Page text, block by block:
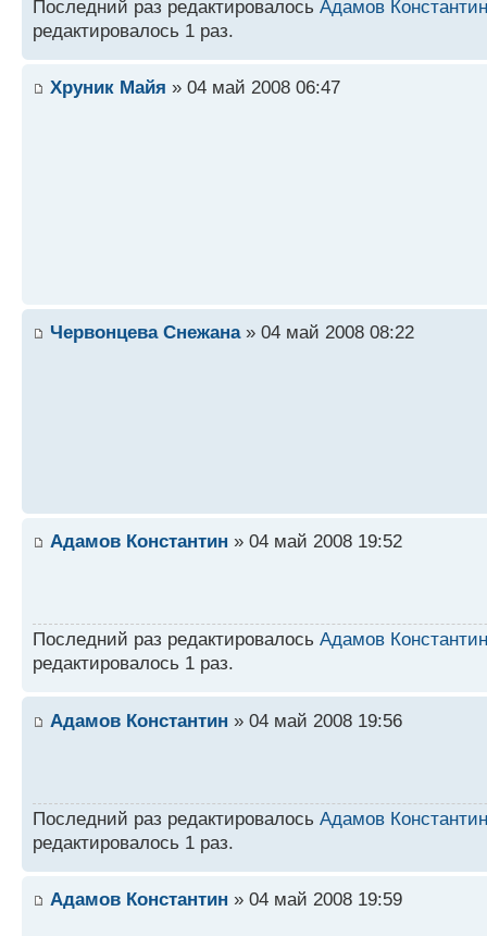
Последний раз редактировалось Адамов Константин
редактировалось 1 раз.
Хруник Майя » 04 май 2008 06:47
Червонцева Снежана» 04 май 2008 08:22
Адамов Константин » 04 май 2008 19:52
Последний раз редактировалось Адамов Константин
редактировалось 1 раз.
Адамов Константин » 04 май 2008 19:56
Последний раз редактировалось Адамов Константин
редактировалось 1 раз.
Адамов Константин » 04 май 2008 19:59